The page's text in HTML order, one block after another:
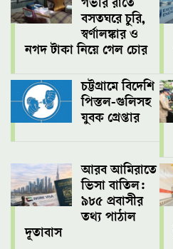
গভীর রাতে
বসতঘরে চুরি,
স্বর্ণালঙ্কার ও
নগদ টাকা নিয়ে গেল চোর
চট্টগ্রামে বিদেশি
পিস্তল-গুলিসহ
যুবক গ্রেপ্তার
আরব আমিরাতে
ভিসা বাতিল:
৯৮৫ প্রবাসীর
তথ্য পাঠাল
দূতাবাস